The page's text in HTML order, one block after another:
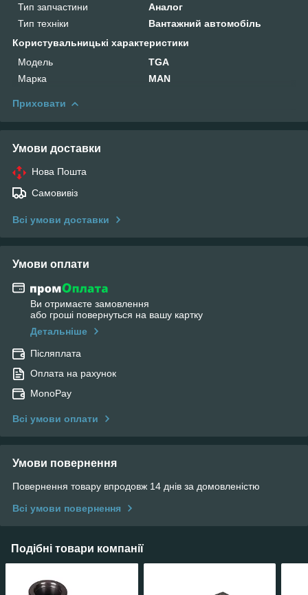
Тип запчастини
Аналог
Тип техніки
Вантажний автомобіль
Користувальницькі характеристики
Мoдель
TGA
Марка
MAN
Приховати
Умови доставки
Нова Пошта
Самовивіз
Всі умови доставки
Умови оплати
Ви отримаєте замовлення
або гроші повернуться на вашу картку
Детальніше
Післяплата
Оплата на рахунок
MonoPay
Всі умови оплати
Умови повернення
Повернення товару впродовж 14 днів за домовленістю
Всі умови повернення
Подібні товари компанії